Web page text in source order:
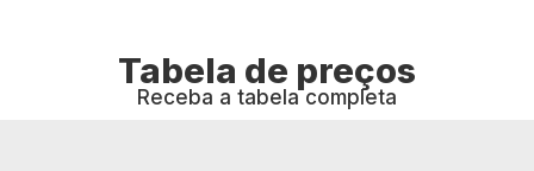
Tabela de preços
Receba a tabela completa